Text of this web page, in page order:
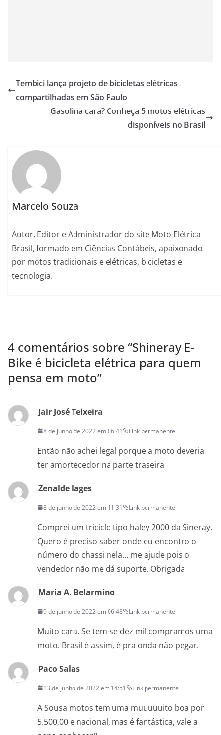
Tembici lança projeto de bicicletas elétricas
compartilhadas em São Paulo
Gasolina cara? Conheça 5 motos elétricas
disponíveis no Brasil
Marcelo Souza
Autor, Editor e Administrador do site Moto Elétrica
Brasil, formado em Ciências Contábeis, apaixonado
por motos tradicionais e elétricas, bicicletas e
tecnologia.
4 comentários sobre “Shineray E-
Bike é bicicleta elétrica para quem
pensa em moto”
Jair José Teixeira
8 de junho de 2022 em 06:41 Link permanente
Então não achei legal porque a moto deveria
ter amortecedor na parte traseira
Zenalde lages
8 de junho de 2022 em 11:31 Link permanente
Comprei um triciclo tipo haley 2000 da Sineray.
Quero é preciso saber onde eu encontro o
número do chassi nela… me ajude pois o
vendedor não me dá suporte. Obrigada
Maria A. Belarmino
9 de junho de 2022 em 06:48 Link permanente
Muito cara. Se tem-se dez mil compramos uma
moto. Brasil é assim, é pra onda não pegar.
Paco Salas
13 de junho de 2022 em 14:51 Link permanente
A Sousa motos tem uma muuuuuito boa por
5.500,00 e nacional, mas é fantástica, vale a